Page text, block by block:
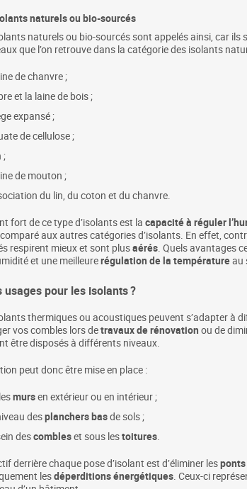
naturels ou bio-sourcés
naturels ou bio-sourcés sont appelés ainsi, car ils
que l’on retrouve dans la catégorie des isolants
de chanvre ;
et la laine de bois ;
expansé ;
de cellulose ;
;
de mouton ;
du lin, du coton et du chanvre.
fort de ce type d’isolants est la capacité à réguler
comparé aux autres catégories d’isolants. En effet,
respirent mieux et sont plusaérés. Quels avantages
et une meilleurerégulation de la températureau
usages pour les isolants ?
thermiques ou acoustiques peuvent s’adapter à
vos combles lors detravaux de rénovation ou de
être disposés à différents niveaux.
peut donc être mise en place :
mursen extérieur ou en intérieur ;
desplanchers basde sols ;
descombleset sous lestoitures.
derrière chaque pose d’isolant est d’éliminer les
lesdéperditions énergétiques. Ceux-ci